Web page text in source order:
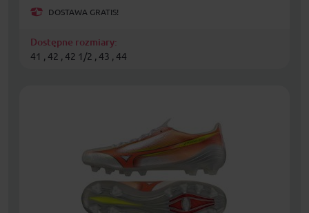
DOSTAWA GRATIS!
Dostępne rozmiary:
41 , 42 , 42 1/2 , 43 , 44